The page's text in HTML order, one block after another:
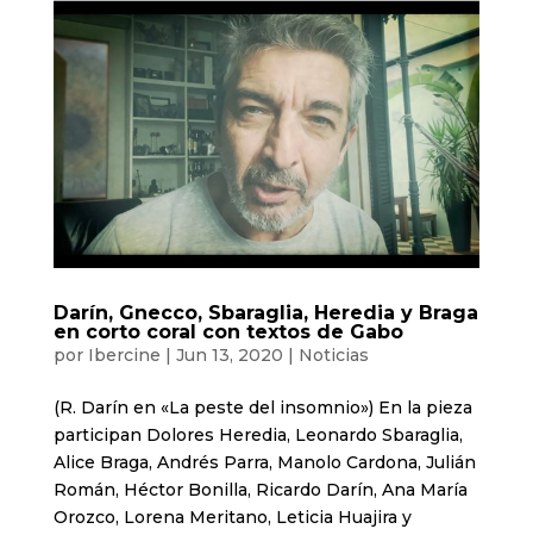
Darín, Gnecco, Sbaraglia, Heredia y Braga
en corto coral con textos de Gabo
por Ibercine | Jun 13, 2020 | Noticias
(R. Darín en «La peste del insomnio») En la pieza
participan Dolores Heredia, Leonardo Sbaraglia,
Alice Braga, Andrés Parra, Manolo Cardona, Julián
Román, Héctor Bonilla, Ricardo Darín, Ana María
Orozco, Lorena Meritano, Leticia Huajira y